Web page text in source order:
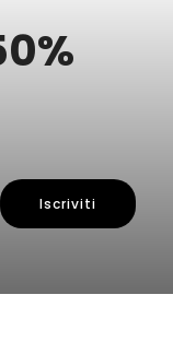
Iscriviti